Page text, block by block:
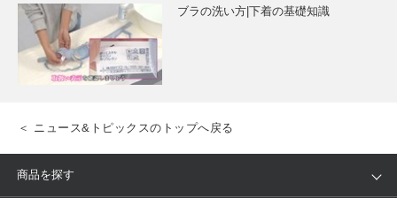
ブラの洗い方|下着の基礎知識
＜ ニュース&トピックスのトップへ戻る
商品を探す